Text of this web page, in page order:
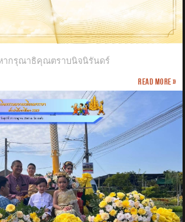
ากรุณาธิคุณตราบนิจนิรันดร์
Read more »